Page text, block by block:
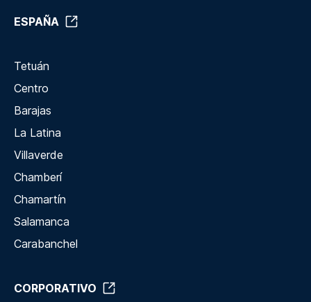
ESPAÑA
Tetuán
Centro
Barajas
La Latina
Villaverde
Chamberí
Chamartín
Salamanca
Carabanchel
CORPORATIVO